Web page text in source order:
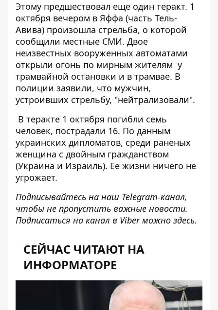
Этому предшествовал еще один теракт. 1
октября вечером в Яффа (часть Тель-
Авива) произошла стрельба, о которой
сообщили местные СМИ. Двое
неизвестных вооруженных автоматами
открыли огонь по мирным жителям у
трамвайной остановки и в трамвае. В
полиции заявили, что мужчин,
устроивших стрельбу, "нейтрализовали".
В теракте 1 октября погибли семь
человек, пострадали 16. По данным
украинских дипломатов, среди раненых
женщина с двойным гражданством
(Украина и Израиль). Ее жизни ничего не
угрожает.
Подписывайтесь на наш Telegram-канал,
чтобы не пропустить важные новости.
Подписаться на канал в Viber можно здесь.
СЕЙЧАС ЧИТАЮТ НА
ИНФОРМАТОРЕ